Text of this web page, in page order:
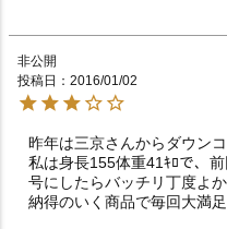
非公開
投稿日
2016/01/02
昨年は三京さんからダウン
私は身長155体重41ｷﾛで、
号にしたらバッチリ丁度よ
納得のいく商品で毎回大満足